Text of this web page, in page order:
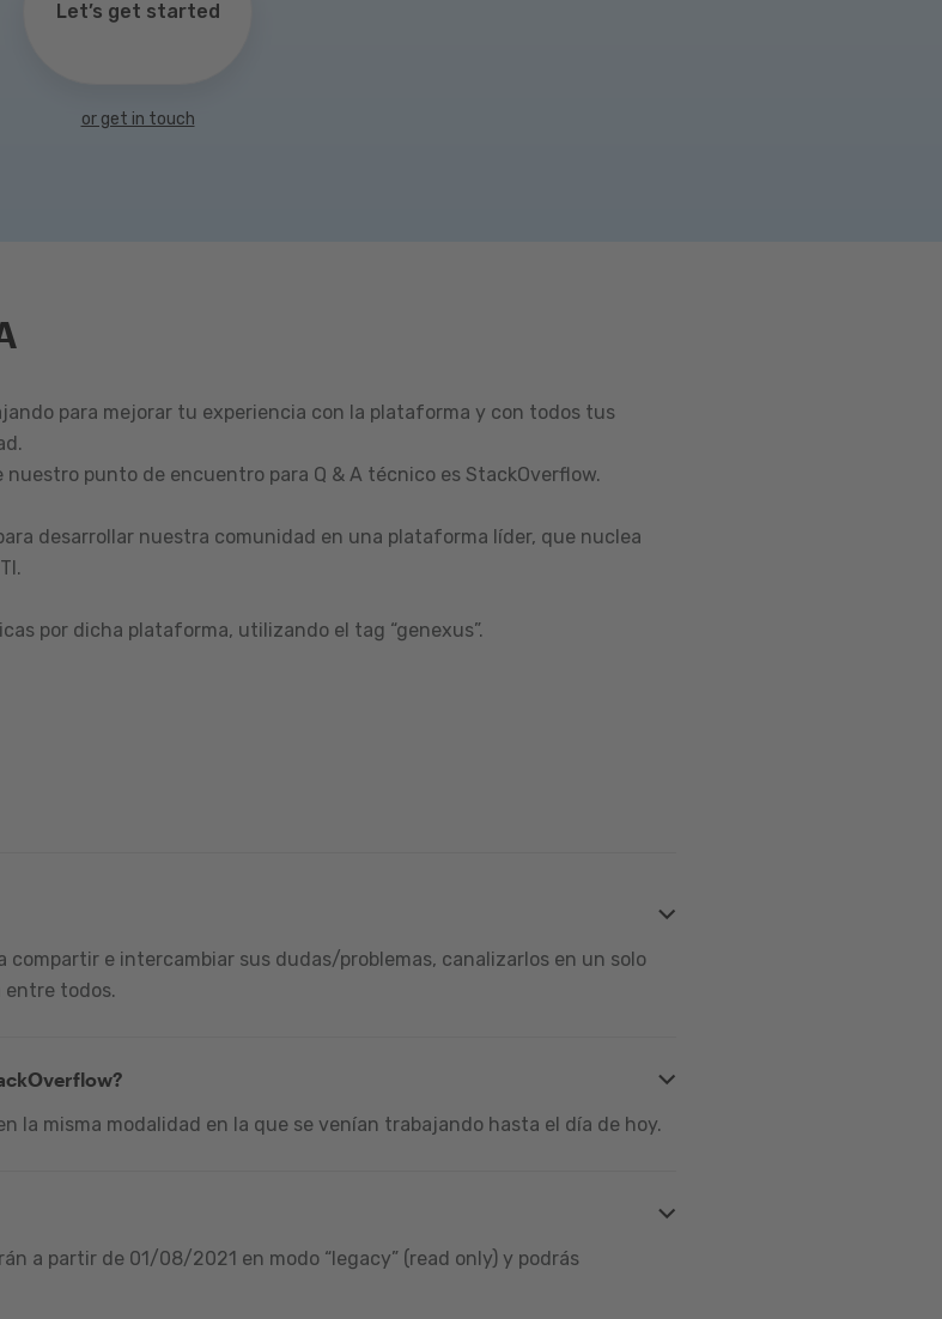
Let’s get started
or get in touch
para mejorar tu experiencia con la plataforma y con todos tus
punto de encuentro para Q & A técnico es StackOverflow.
desarrollar nuestra comunidad en una plataforma líder, que nuclea
por dicha plataforma, utilizando el tag “genexus”.
compartir e intercambiar sus dudas/problemas, canalizarlos en un solo
entre todos.
la misma modalidad en la que se venían trabajando hasta el día de hoy.
a partir de 01/08/2021 en modo “legacy” (read only) y podrás